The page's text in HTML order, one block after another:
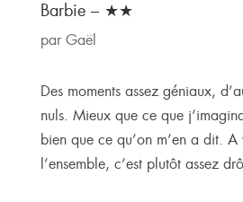
Barbie – ★★
par Gaël
Des moments assez géniaux,
nuls. Mieux que ce que
bien que ce qu’on m’en a dit.
l’ensemble, c’est plutôt assez